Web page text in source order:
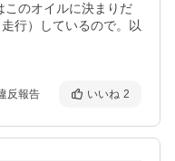
このオイルに決まりだ
行）しているので。以
反報告 いいね 2